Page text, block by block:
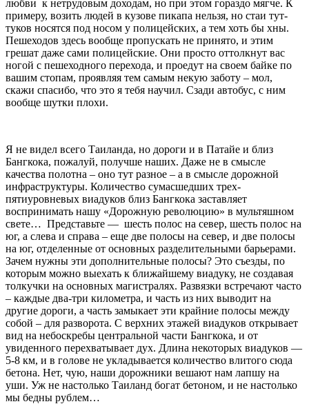
любви к нетрудовым доходам, но при этом гораздо мягче. К
примеру, возить людей в кузове пикапа нельзя, но стаи тут-
туков носятся под носом у полицейских, а тем хоть бы хны.
Пешеходов здесь вообще пропускать не принято, и этим
грешат даже сами полицейские. Они просто оттолкнут вас
ногой с пешеходного перехода, и проедут на своем байке по
вашим стопам, проявляя тем самым некую заботу – мол,
скажи спасибо, что это я тебя научил. Сзади автобус, с ним
вообще шутки плохи.
Я не видел всего Таиланда, но дороги и в Патайе и близ
Бангкока, пожалуй, получше наших. Даже не в смысле
качества полотна – оно тут разное – а в смысле дорожной
инфраструктуры. Количество сумасшедших трех-
пятиуровневых виадуков близ Бангкока заставляет
воспринимать нашу «Дорожную революцию» в мультяшном
свете… Представьте — шесть полос на север, шесть полос на
юг, а слева и справа – еще две полосы на север, и две полосы
на юг, отделенные от основных разделительными барьерами.
Зачем нужны эти дополнительные полосы? Это съезды, по
которым можно выехать к ближайшему виадуку, не создавая
толкучки на основных магистралях. Развязки встречают часто
– каждые два-три километра, и часть из них выводит на
другие дороги, а часть замыкает эти крайние полосы между
собой – для разворота. С верхних этажей виадуков открывает
вид на небоскребы центральной части Бангкока, и от
увиденного перехватывает дух. Длина некоторых виадуков —
5-8 км, и в голове не укладывается количество влитого сюда
бетона. Нет, чую, наши дорожники вешают нам лапшу на
уши. Уж не настолько Таиланд богат бетоном, и не настолько
мы бедны рублем…